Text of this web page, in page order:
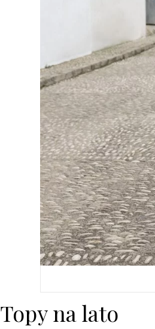
Topy na lato